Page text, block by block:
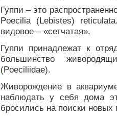
Гуппи – это
Poecilia (Lebistes)
видовое – «сетчатая».
Гуппи принадлежат к
большинство
(Poeciliidae).
Живорождение в
наблюдать у себя дома
бросились на поиски новых